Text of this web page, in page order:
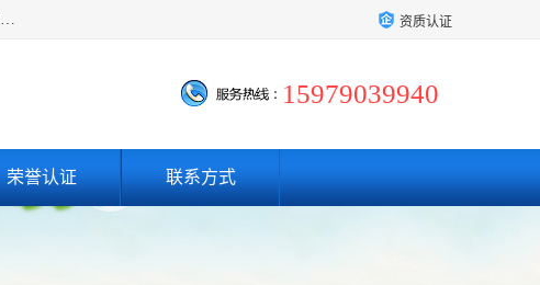
主营:医用空气消毒机，臭氧消空气毒机,循环风紫外线空气消毒机,臭氧发生器,低温烘干臭氧消毒柜,常温臭氧消毒柜,臭氧水消毒机,管道容器臭氧消毒机,内置式臭氧消毒机,外置式臭氧消毒机,床单位臭氧消毒器。医用工作服灭菌柜，医用拖鞋消毒柜,麻醉机内管路消毒机，呼吸机回路消毒机 资质认证
15979039940
荣誉认证 联系方式